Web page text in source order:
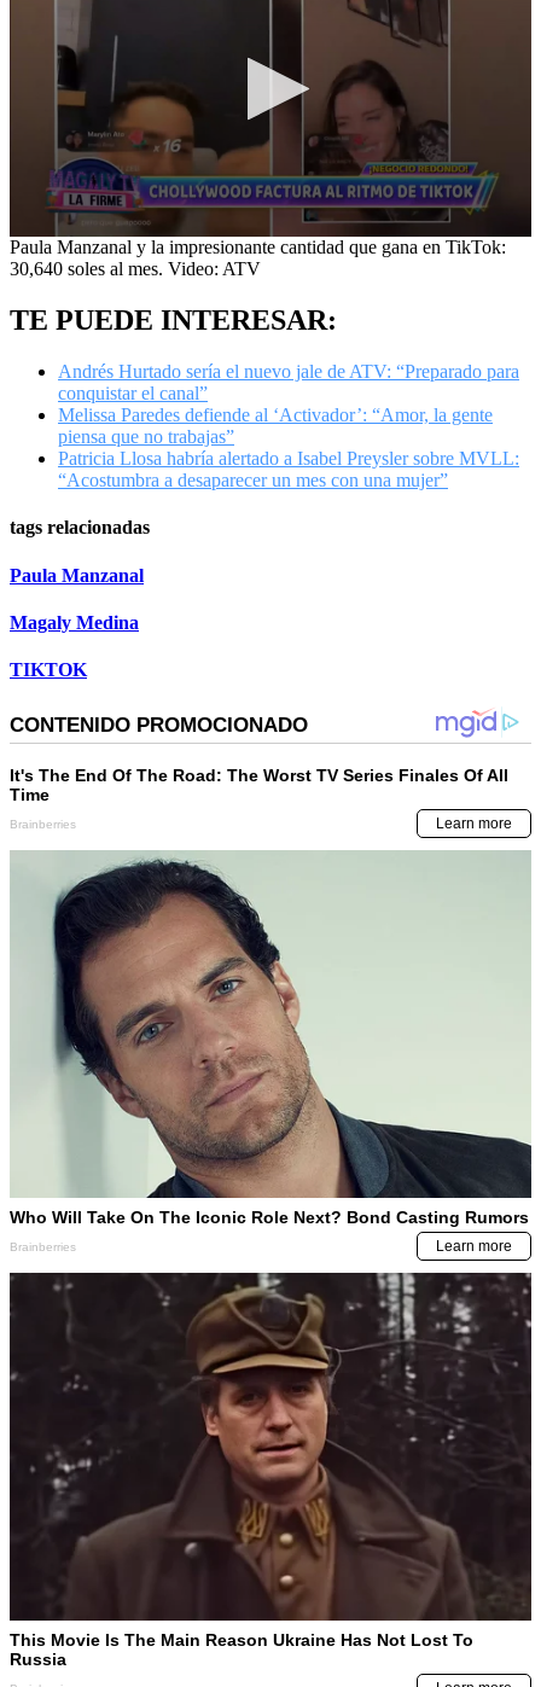
0
seconds
minutes,
seconds
Paula Manzanal y la impresionante cantidad que gana en TikTok:
30,640 soles al mes. Video: ATV
TE PUEDE INTERESAR:
Andrés Hurtado sería el nuevo jale de ATV: “Preparado para
conquistar el canal”
Melissa Paredes defiende al ‘Activador’: “Amor, la gente
piensa que no trabajas”
Patricia Llosa habría alertado a Isabel Preysler sobre MVLL:
“Acostumbra a desaparecer un mes con una mujer”
tags relacionadas
Paula Manzanal
Magaly Medina
TIKTOK